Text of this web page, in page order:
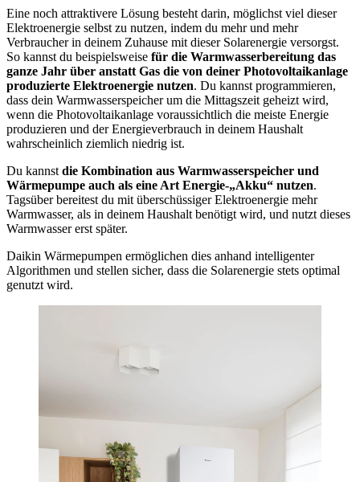
Eine noch attraktivere Lösung besteht darin, möglichst viel dieser
Elektroenergie selbst zu nutzen, indem du mehr und mehr
Verbraucher in deinem Zuhause mit dieser Solarenergie versorgst.
So kannst du beispielsweise für die Warmwasserbereitung das
ganze Jahr über anstatt Gas die von deiner Photovoltaikanlage
produzierte Elektroenergie nutzen. Du kannst programmieren,
dass dein Warmwasserspeicher um die Mittagszeit geheizt wird,
wenn die Photovoltaikanlage voraussichtlich die meiste Energie
produzieren und der Energieverbrauch in deinem Haushalt
wahrscheinlich ziemlich niedrig ist.
Du kannst die Kombination aus Warmwasserspeicher und
Wärmepumpe auch als eine Art Energie-„Akku“ nutzen.
Tagsüber bereitest du mit überschüssiger Elektroenergie mehr
Warmwasser, als in deinem Haushalt benötigt wird, und nutzt dieses
Warmwasser erst später.
Daikin Wärmepumpen ermöglichen dies anhand intelligenter
Algorithmen und stellen sicher, dass die Solarenergie stets optimal
genutzt wird.